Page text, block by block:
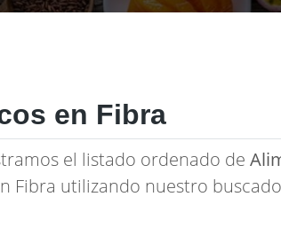
en Fibra
el listado ordenado de
Fibra utilizando nuestro